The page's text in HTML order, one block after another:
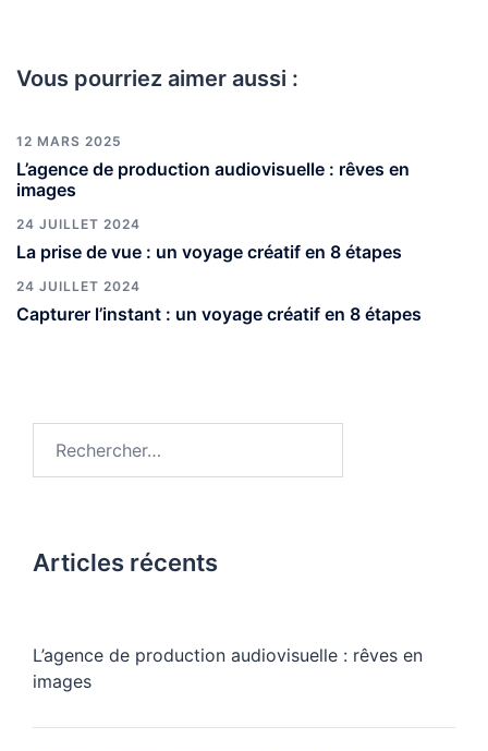
Vous pourriez aimer aussi :
12 MARS 2025
L’agence de production audiovisuelle : rêves en
images
24 JUILLET 2024
La prise de vue : un voyage créatif en 8 étapes
24 JUILLET 2024
Capturer l’instant : un voyage créatif en 8 étapes
Articles récents
L’agence de production audiovisuelle : rêves en
images